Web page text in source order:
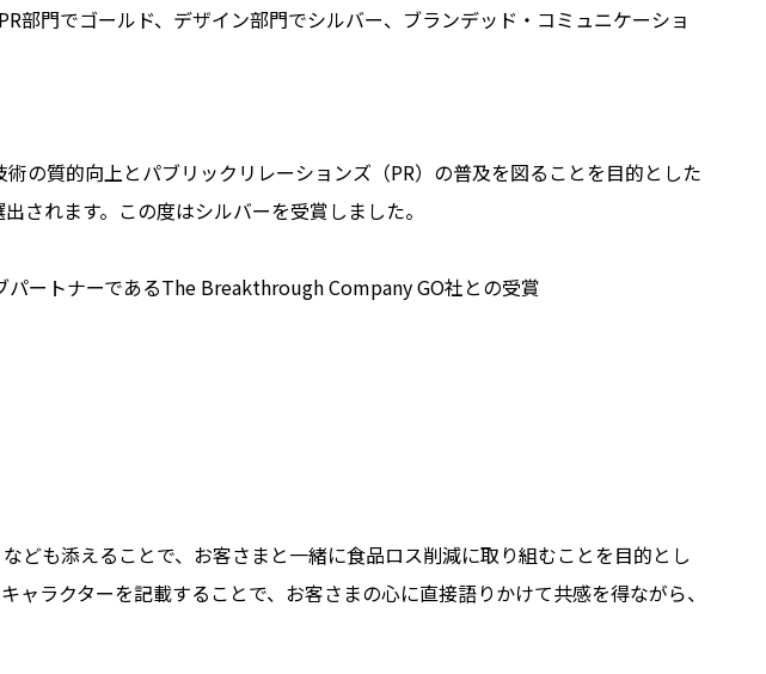
部門でゴールド、デザイン部門でシルバー、ブランデッド・コミュニケーショ
の質的向上とパブリックリレーションズ（PR）の普及を図ることを目的とした
されます。この度はシルバーを受賞しました。
パートナーであるThe Breakthrough Company GO社との受賞
ども添えることで、お客さまと一緒に食品ロス削減に取り組むことを目的とし
ラクターを記載することで、お客さまの心に直接語りかけて共感を得ながら、